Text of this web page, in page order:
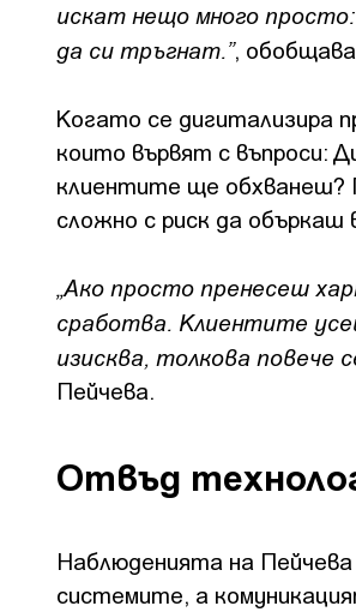
искат нещо много
да си тръгнат.”,
Когато се дигитализира
които вървят с въпроси:
клиентите ще обхванеш?
сложно с риск да объркаш
„Ако просто пренесеш
сработва. Клиентите
изисква, толкова повече
Пейчева.
Отвъд
Наблюденията на
системите, а